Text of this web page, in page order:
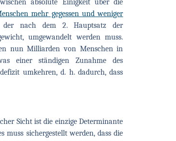
absolute Einigkeit über die
mehr gegessen und weniger
der nach dem 2. Hauptsatz der
umgewandelt werden muss.
nun Milliarden von Menschen in
einer ständigen Zunahme des
umkehren, d. h. dadurch, dass
Sicht ist die einzige Determinante
muss sichergestellt werden, dass die